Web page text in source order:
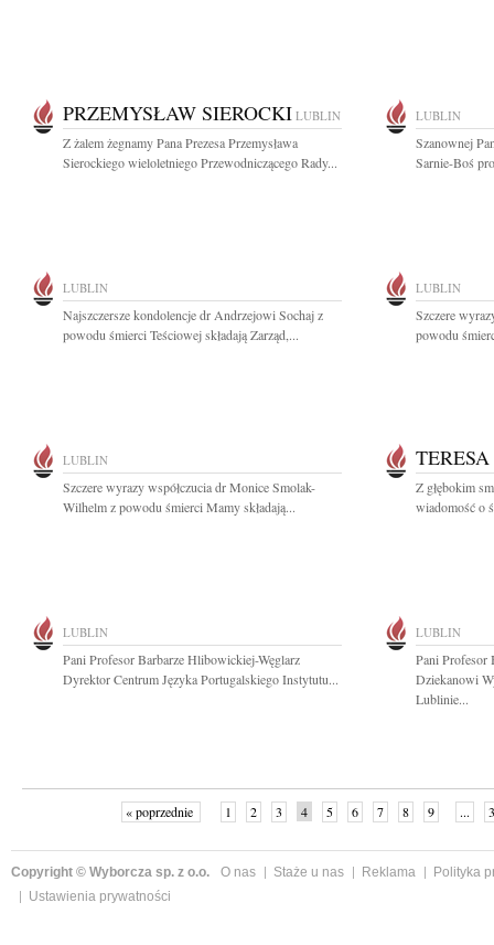
PRZEMYSŁAW SIEROCKI LUBLIN
Z żalem żegnamy Pana Prezesa Przemysława
Sierockiego wieloletniego Przewodniczącego Rady...
LUBLIN
Szanownej
Sarnie-Boś
LUBLIN
Najszczersze kondolencje dr Andrzejowi Sochaj z
powodu śmierci Teściowej składają Zarząd,...
LUBLIN
Szczere
powodu
LUBLIN
Szczere wyrazy współczucia dr Monice Smolak-
Wilhelm z powodu śmierci Mamy składają...
Z głębokim
wiadomość o
LUBLIN
Pani Profesor Barbarze Hlibowickiej-Węglarz
Dyrektor Centrum Języka Portugalskiego Instytutu...
LUBLIN
Pani Profesor
Dziekanowi
Lublinie...
« poprzednie 1 2 3 4 5 6 7 8 9 ...
Copyright © Wyborcza sp. z o.o. O nas Staże u nas Reklama
Polityka
Ustawienia prywatności